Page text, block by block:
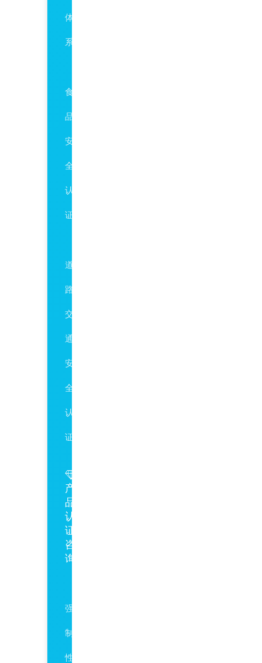
体
系
食
品
安
全
认
证
道
路
交
通
安
全
认
证
产
品
认
证
咨
询
强
制
性